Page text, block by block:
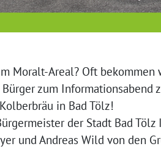
Moralt-Areal? Oft
zum Informationsabend
in Bad Tölz!
der Stadt Bad
und Andreas Wild von den